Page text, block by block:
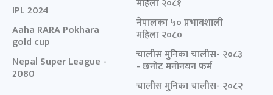
IPL 2024
Aaha RARA Pokhara
gold cup
Nepal Super League -
2080
नेपालका ५० प्रभावशाली
महिला २०८०
चालीस मुनिका चालीस- २०८३
- छनोट मनोनयन फर्म
चालीस मुनिका चालीस- २०८२